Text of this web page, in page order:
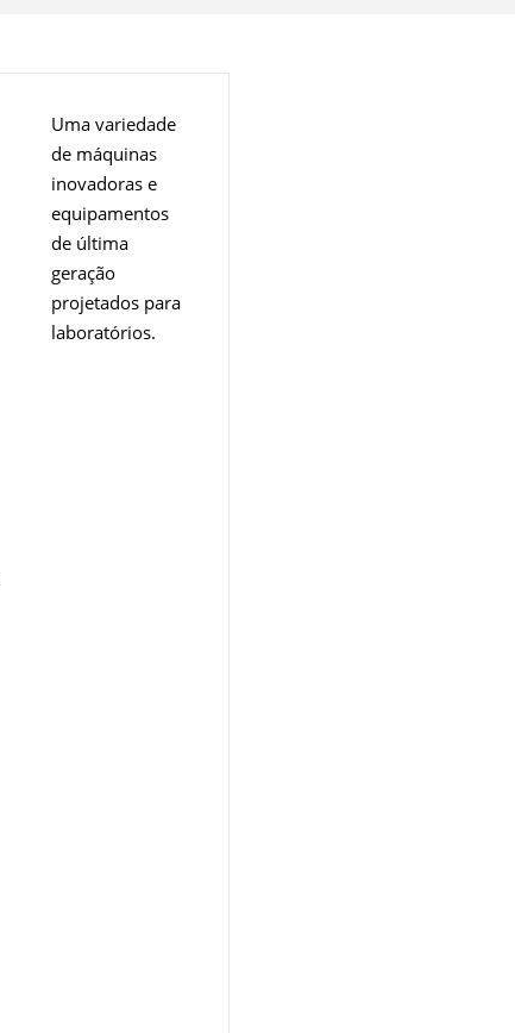
Uma variedade
de máquinas
inovadoras e
equipamentos
de última
geração
projetados para
laboratórios.